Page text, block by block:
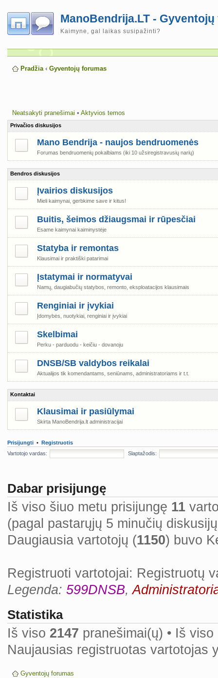
ManoBendrija.LT -
Kaimyne, gal laikas susipažinti?
Pradžia ‹ Gyventojų forumas
Neatsakyti pranešimai • Aktyvios temos
Privačios diskusijos
Mano Bendrija - naujos bendruomenės
Forumas bendruomenių pokalbiams (iki 10 užsiregistravusių narių)
Bendros diskusijos
Įvairios diskusijos
Mieli kaimynai, gerbkime save ir kitus!
Buitis, šeimos džiaugsmai ir rūpesčiai
Esame kaimynai kaiminystėje
Statyba ir remontas
Klausimai ir praktiški patarimai
Įstatymai ir normatyvai
Namų, daugiabučių statybos, remonto, eksploatacijos klausimais
Renginiai ir įvykiai
Įdomybės, nuotykiai, renginiai ir įvykiai
Skelbimai
Perku - parduodu - keičiu - dovanoju
DNSB/SB valdybos reikalai
Aktualijos tik komendantams, seniūnams, administratoriams ir t.t.
Kontaktai
Klausimai ir pasiūlymai
Skirta ManoBendrija.lt administracijai
Prisijungti • Registruotis
Vartotojo vardas:
Slaptažodis:
Dabar prisijungę
Iš viso šiuo metu prisijungę 11
(pagal pastarųjų 5 minučių
Daugiausia vartotojų (1150) buvo
Registruoti vartotojai: Registruotų
Legenda: 599DNSB,
Statistika
Iš viso 2147 pranešimai(ų) • Iš viso
Naujausias registruotas vartotojas
Gyventojų forumas